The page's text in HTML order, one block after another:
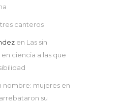
tres canteros
en Las sin
ciencia a las que
nombre: mujeres en
su